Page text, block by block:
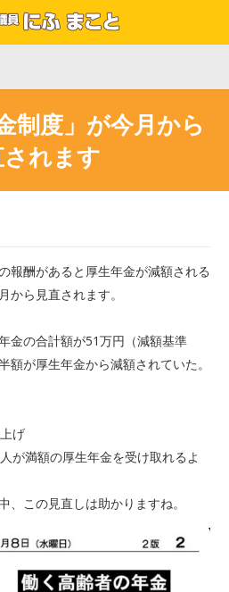
制度」が今月から
されます
報酬があると厚生年金が減額される
から見直されます。
金の合計額が51万円（減額基準
額が厚生年金から減額されていた。
げ
が満額の厚生年金を受け取れるよ
、この見直しは助かりますね。